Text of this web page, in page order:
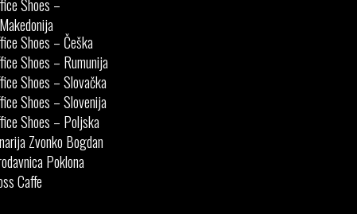
Shoes –
Shoes – Češka
Shoes – Rumunija
Shoes – Slovačka
Shoes – Slovenija
Shoes – Poljska
Zvonko Bogdan
Poklona
Caffe